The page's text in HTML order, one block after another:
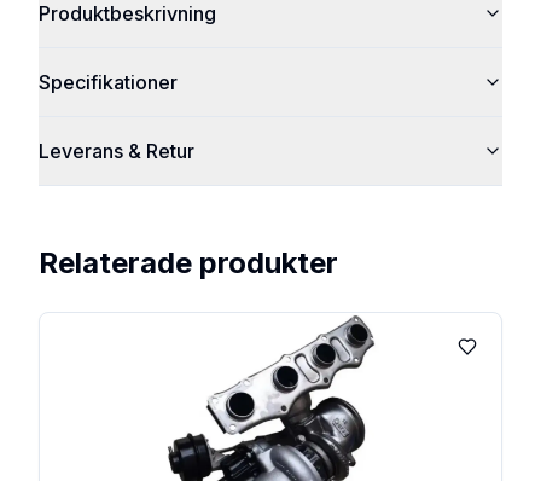
Produktbeskrivning
Specifikationer
Leverans & Retur
Relaterade produkter
Lägg till